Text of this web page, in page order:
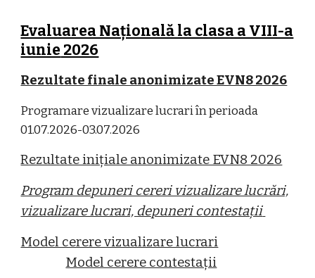
Evaluarea Națională la clasa a VIII-a
iunie 2026
Rezultate finale anonimizate EVN8 2026
Programare vizualizare lucrari în perioada
01.07.2026-03.07.2026
Rezultate inițiale anonimizate EVN8 2026
Program depuneri cereri vizualizare lucrări,
vizualizare lucrari, depuneri contestații
Model cerere vizualizare lucrari
Model cerere contestații